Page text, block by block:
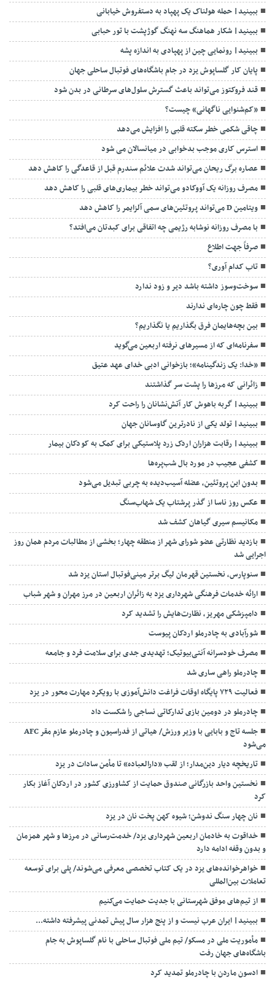
ببینید| حمله هولناک یک پهپاد به دستفروش خیابانی
ببینید| شکار هماهنگ سه نهنگ گوژپشت با تور حبابی
ببینید| رونمایی چین از پهپادی به اندازه پشه
پایان کار گلساپوش یزد در جام باشگاه‌های فوتبال ساحلی جهان
قند فروکتوز می‌تواند باعث گسترش سلول‌های سرطانی در بدن شود
«کم‌شنوایی ناگهانی» چیست؟
چاقی شکمی خطر سکته قلبی را افزایش می‌دهد
استرس کاری موجب بدخوابی در میانسالان می شود
عصاره برگ ریحان می‌تواند شدت علائم سندرم قبل از قاعدگی را کاهش دهد
مصرف روزانه یک آووکادو می‌تواند خطر بیماری‌های قلبی را کاهش دهد
ویتامین D می‌تواند پروتئین‌های سمی آلزایمر را کاهش دهد
با مصرف روزانه نوشابه رژیمی چه اتفاقی برای کبدتان می‌افتد؟
صرفاً جهت اطلاع
تاب کدام آوری؟
سوخت‌وسوز داشته باشد دیر و زود ندارد
فقط چون چاره‌ای ندارند
بین بچه‌هایمان فرق بگذاریم یا نگذاریم؟
سفرنامه‌ای که از مسیرهای نرفته اربعین می‌گوید
«خدا: یک زندگینامه»؛ بازخوانی ادبی خدای عهد عتیق
زائرانی که مرزها را پشت سر گذاشتند
ببینید| گربه باهوش کار آتش‌نشانان را راحت کرد
ببینید| تولد یکی از نادرترین گاوسانان جهان
ببینید| رقابت هزاران اردک زرد پلاستیکی برای کمک به کودکان بیمار
کشفی عجیب در مورد بال شب‌پره‌ها
بدون این پروتئین، عضله آسیب‌دیده به چربی تبدیل می‌شود
عکس روز ناسا از گذر پرشتاب یک شهاب‌سنگ
مکانیسم سیری گیاهان کشف شد
بازدید نظارتی عضو شورای شهر از منطقه چهار؛ بخشی از مطالبات مردم همان روز
اجرایی شد
سنوپارس، نخستین قهرمان لیگ برتر مینی‌فوتبال استان یزد شد
ارائه خدمات فرهنگی شهرداری یزد به زائران اربعین در مرز مهران و شهر شباب
دامپزشکی مهریز، نظارت‌هایش را تشدید کرد
شورآبادی به چادرملو اردکان پیوست
مصرف خودسرانه آنتی‌بیوتیک؛ تهدیدی جدی برای سلامت فرد و جامعه
چادرملو راهی ساری شد
فعالیت ۷۲۹ پایگاه اوقات فراغت دانش‌آموزی با رویکرد مهارت محور در یزد
چادرملو در دومین بازی تدارکاتی نساجی را شکست داد
جلسه تاج و بابایی با وزیر ورزش/ هیاتی از فدراسیون و چادرملو عازم مقر AFC
می‌شود
تاریخچه دیار دین‌مدار؛ از لقب «دارالعباده» تا مأمن سادات در یزد
نخستین واحد بازرگانی صندوق حمایت از کشاورزی کشور در اردکان آغاز بکار
کرد
نان چهار سنگ ندوشن؛ شیوه‌ کهن پخت نان در یزد
خداقوت به خادمان اربعین شهرداری یزد/ خدمت‌رسانی در مرزها و شهر همزمان
و بدون وقفه ادامه دارد
خواهرخوانده‌های یزد در یک کتاب تخصصی معرفی می‌شوند/ پلی برای توسعه
تعاملات بین‌المللی
از تیم‌های موفق شهرستانی با جدیت حمایت می‌کنیم
ببینید| ایران عرب نیست و از پنج هزار سال پیش تمدنی پیشرفته داشته...
مأموریت ملی در مسکو/ تیم ملی فوتبال ساحلی با نام گلساپوش به جام
باشگاه‌های جهان رفت
ادسون ماردن با چادرملو تمدید کرد